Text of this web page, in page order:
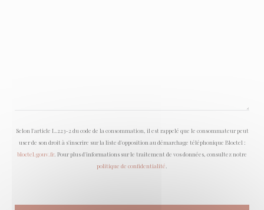
Selon l'article L.223-2 du code de la consommation, il est rappelé que le consommateur peut
user de son droit à s'inscrire sur la liste d'opposition au démarchage téléphonique Bloctel :
bloctel.gouv.fr. Pour plus d'informations sur le traitement de vos données, consultez notre
politique de confidentialité.